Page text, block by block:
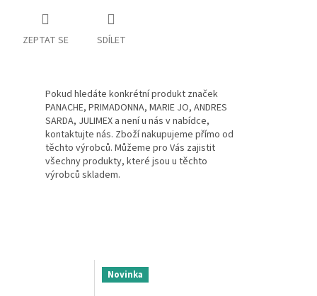
ZEPTAT SE SDÍLET
Pokud hledáte konkrétní produkt značek
PANACHE, PRIMADONNA, MARIE JO, ANDRES
SARDA, JULIMEX a není u nás v nabídce,
kontaktujte nás. Zboží nakupujeme přímo od
těchto výrobců. Můžeme pro Vás zajistit
všechny produkty, které jsou u těchto
výrobců skladem.
Novinka